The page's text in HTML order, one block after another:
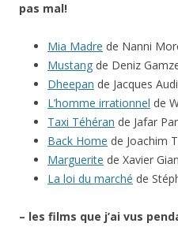
pas mal!
Mia Madre de Nanni
Mustang de Deniz
Dheepan de Jacques
L’homme irrationnel de
Taxi Téhéran de Jafar
Back Home de Joachim
Marguerite de Xavier
La loi du marché de
– les films que j’ai vus